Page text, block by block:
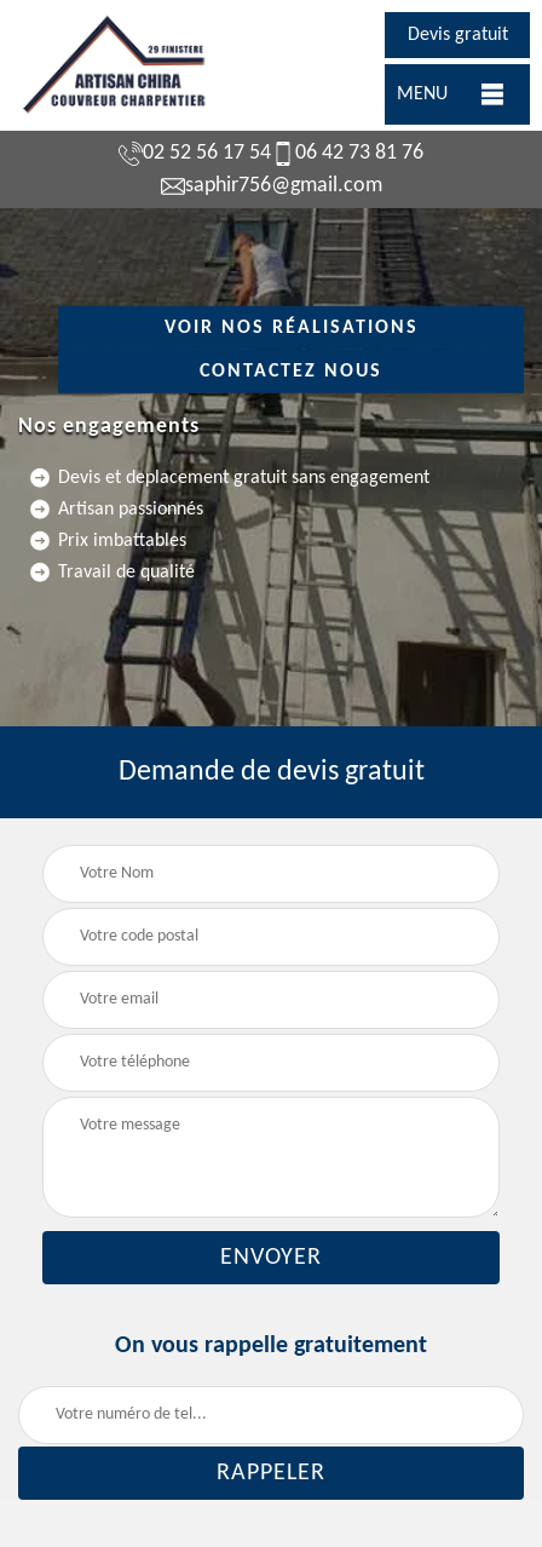
Devis gratuit
MENU
02 52 56 17 54
06 42 73 81 76
saphir756@gmail.com
VOIR NOS RÉALISATIONS
CONTACTEZ NOUS
Nos engagements
Devis et deplacement gratuit sans engagement
Artisan passionnés
Prix imbattables
Travail de qualité
Demande de devis gratuit
On vous rappelle gratuitement